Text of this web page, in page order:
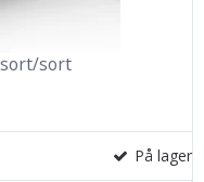
sort/sort
På lager